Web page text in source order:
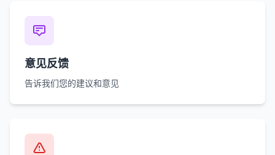
意见反馈
告诉我们您的建议和意见